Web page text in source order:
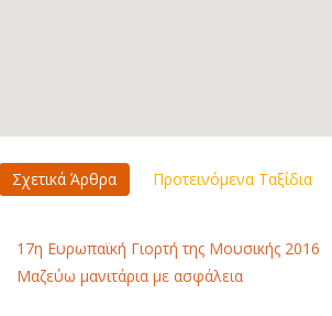
Σχετικά Άρθρα Προτεινόμενα Ταξίδια
17η Ευρωπαϊκή Γιορτή της Μουσικής 2016
Μαζεύω μανιτάρια με ασφάλεια